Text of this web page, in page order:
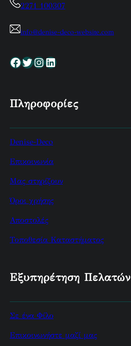
2271 100307
info@denise-deco-website.com
Facebook Twitter InstagramLinkedin
Πληροφορίες
Denise-Deco
Επικοινωνία
Μας στηρίζουν
Όροι χρήσης
Αποστολές
Τοποθεσία Καταστήματος
Εξυπηρέτηση Πελατών
Σε ένα Φίλο
Επικοινωνήστε μαζί μας